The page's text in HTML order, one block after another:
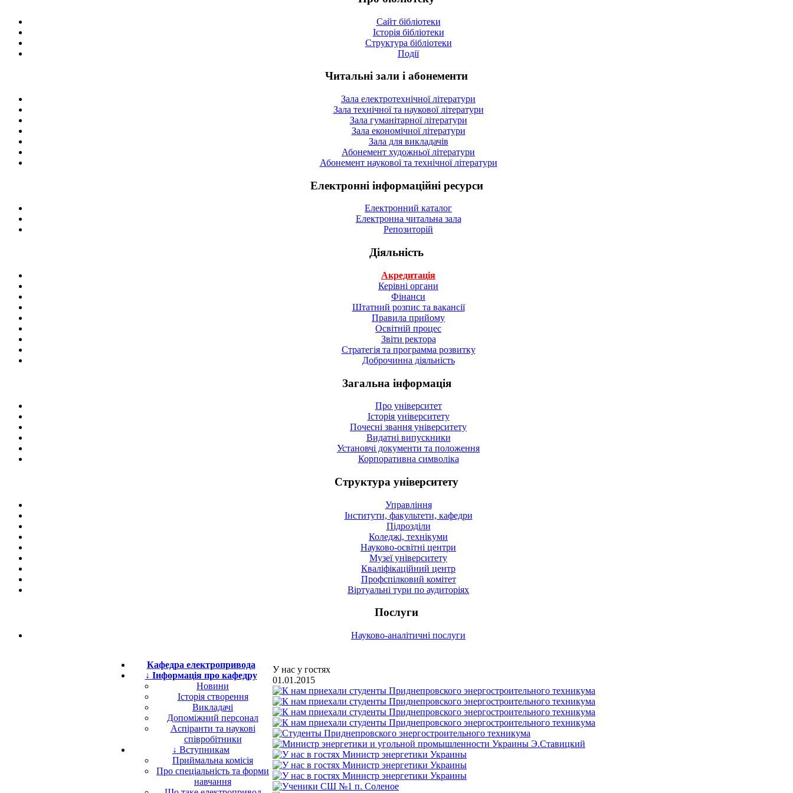
Сайт бібліотеки
Історія бібліотеки
Структура бібліотеки
Події
Читальні зали і абонементи
Зала електротехнічної літератури
Зала технічної та наукової літератури
Зала гуманітарної літератури
Зала економічної літератури
Зала для викладачів
Абонемент художньої літератури
Абонемент наукової та технічної літератури
Електронні інформаційні ресурси
Електронний каталог
Електронна читальна зала
Репозиторій
Діяльність
Акредитація
Керівні органи
Фінанси
Штатний розпис та вакансії
Правила прийому
Освітній процес
Звіти ректора
Стратегія та программа розвитку
Доброчинна діяльність
Загальна інформація
Про університет
Історія університету
Почесні звання університету
Видатні випускники
Установчі документи та положення
Корпоративна символiка
Структура університету
Управління
Інститути, факультети, кафедри
Підрозділи
Коледжі, технікуми
Науково-освітні центри
Музеї університету
Кваліфікаційний центр
Профспілковий комітет
Віртуальні тури по аудиторіях
Послуги
Науково-аналітичні послуги
Кафедра електропривода
↓ Інформація про кафедру
Новини
Історія створення
Викладачі
Допоміжний персонал
Аспіранти та наукові
співробітники
↓ Вступникам
Приймальна комісія
Про спеціальність та форми
навчання
У нас у гостях
01.01.2015